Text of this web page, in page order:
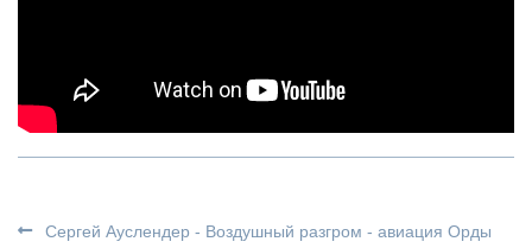
Сергей Ауслендер - Воздушный разгром - авиация Орды